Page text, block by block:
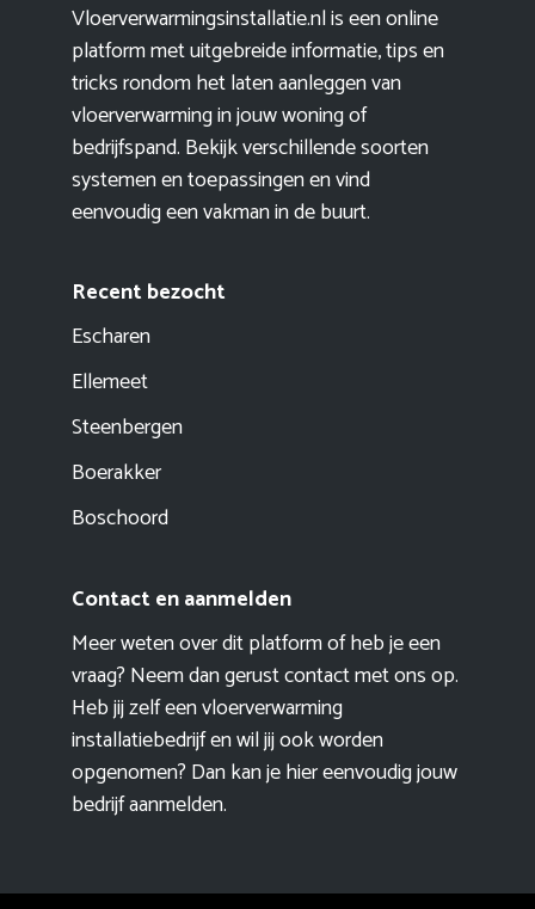
Vloerverwarmingsinstallatie.nl is een online
platform met uitgebreide informatie, tips en
tricks rondom het laten aanleggen van
vloerverwarming in jouw woning of
bedrijfspand. Bekijk verschillende soorten
systemen en toepassingen en vind
eenvoudig een vakman in de buurt.
Recent bezocht
Escharen
Ellemeet
Steenbergen
Boerakker
Boschoord
Contact en aanmelden
Meer weten over dit platform of heb je een
vraag? Neem dan gerust contact met ons op.
Heb jij zelf een vloerverwarming
installatiebedrijf en wil jij ook worden
opgenomen? Dan kan je hier eenvoudigjouw
bedrijf aanmelden.